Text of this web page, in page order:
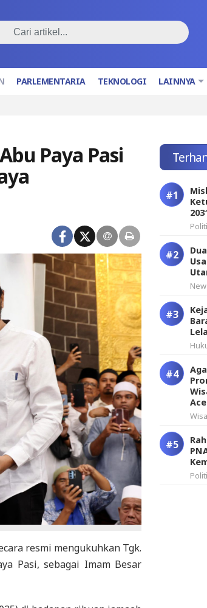
PARLEMENTARIA TEKNOLOGI LAINNYA
Paya Pasi
resmi mengukuhkan Tgk.
Pasi, sebagai Imam Besar